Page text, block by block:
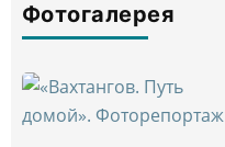
Фотогалерея